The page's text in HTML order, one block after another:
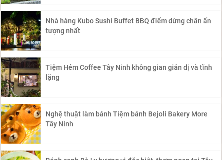
Nhà hàng Kubo Sushi Buffet BBQ điểm dừng chân ấn
tượng nhất
Tiệm Hẻm Coffee Tây Ninh không gian giản dị và tĩnh
lặng
Nghệ thuật làm bánh Tiệm bánh Bejoli Bakery More
Tây Ninh